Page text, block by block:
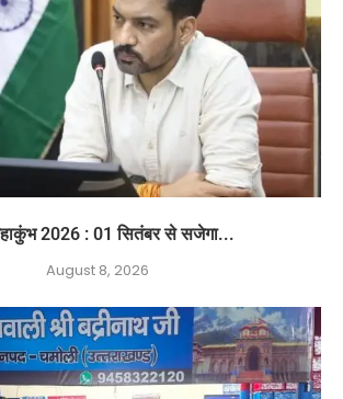
2026 : 01 सितंबर से सजेगा...
August 8, 2026